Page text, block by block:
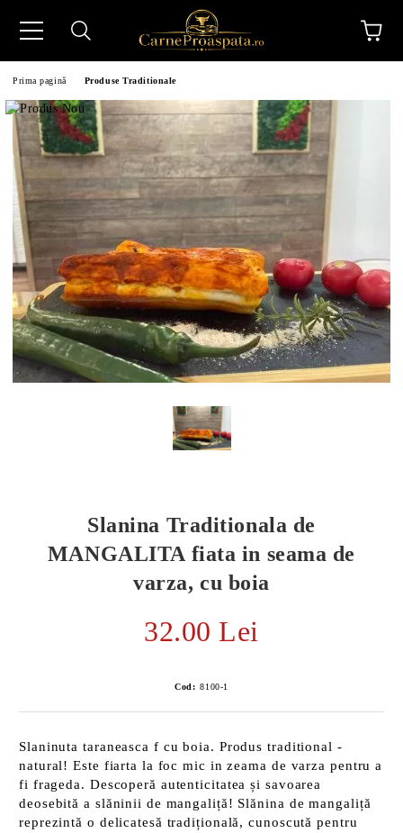
Prima pagină Produse Traditionale
Slanina Traditionala de
MANGALITA fiata in seama de
varza, cu boia
32.00 Lei
Cod: 8100-1
Slaninuta taraneasca f cu boia. Produs traditional -
natural! Este fiarta la foc mic in zeama de varza pentru a
fi frageda. Descoperă autenticitatea și savoarea
deosebită a slăninii de mangaliță! Slănina de mangaliță
reprezintă o delicatesă tradițională, cunoscută pentru